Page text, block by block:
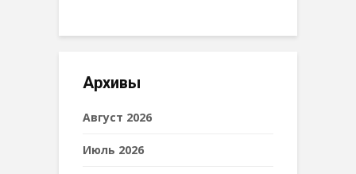
Архивы
Август 2026
Июль 2026